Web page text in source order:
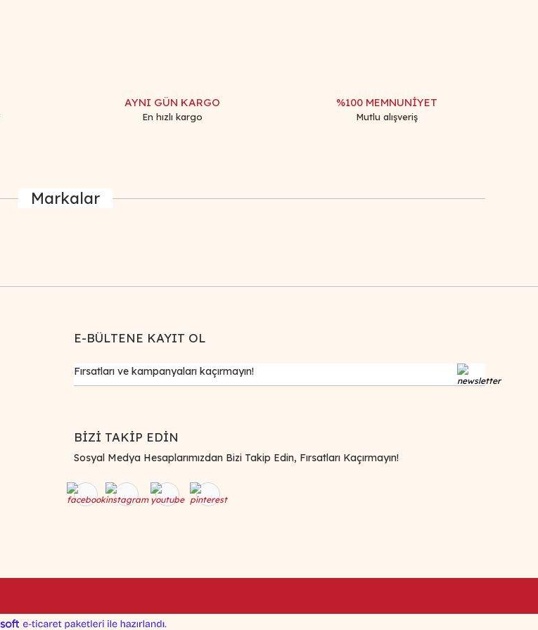
AYNI GÜN KARGO
En hızlı kargo
%100 MEMNUNİYET
Mutlu alışveriş
Markalar
E-BÜLTENE KAYIT OL
BİZİ TAKİP EDİN
Sosyal Medya Hesaplarımızdan Bizi Takip Edin, Fırsatları Kaçırmayın!
ideasoft e-